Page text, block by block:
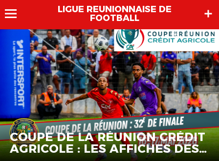
LIGUE REUNIONNAISE DE
FOOTBALL
COUPE DE LA RÉUNION CRÉDIT
AGRICOLE : LES AFFICHES DES